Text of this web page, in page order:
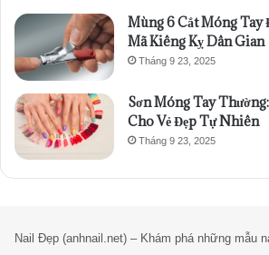
Mùng 6 Cắt Móng Tay
Mã Kiêng Kỵ Dân Gian
Tháng 9 23, 2025
Sơn Móng Tay
Cho Vẻ Đẹp Tự Nhiên
Tháng 9 23, 2025
Nail Đẹp (anhnail.net) – Khám phá những mẫu